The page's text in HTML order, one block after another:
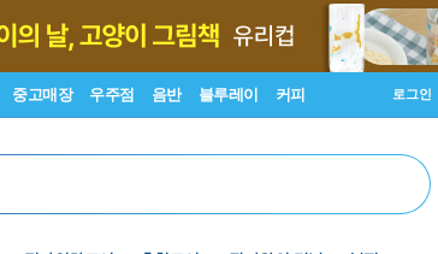
중고매장 우주점 음반 블루레이 커피 로그인